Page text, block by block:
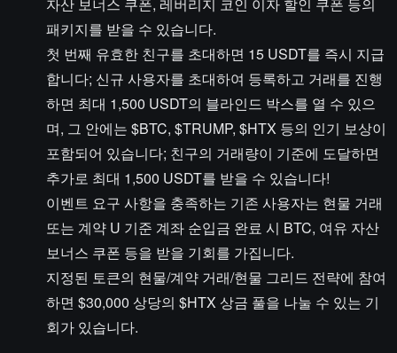
패키지를 받을 수 있습니다.
첫 번째 유효한 친구를 초대하면 15 USDT를 즉시 지급
합니다; 신규 사용자를 초대하여 등록하고 거래를 진행
하면 최대 1,500 USDT의 블라인드 박스를 열 수 있으
며, 그 안에는 $BTC, $TRUMP, $HTX 등의 인기 보상이
포함되어 있습니다; 친구의 거래량이 기준에 도달하면
추가로 최대 1,500 USDT를 받을 수 있습니다!
이벤트 요구 사항을 충족하는 기존 사용자는 현물 거래
또는 계약 U 기준 계좌 순입금 완료 시 BTC, 여유 자산
보너스 쿠폰 등을 받을 기회를 가집니다.
지정된 토큰의 현물/계약 거래/현물 그리드 전략에 참여
하면 $30,000 상당의 $HTX 상금 풀을 나눌 수 있는 기
회가 있습니다.